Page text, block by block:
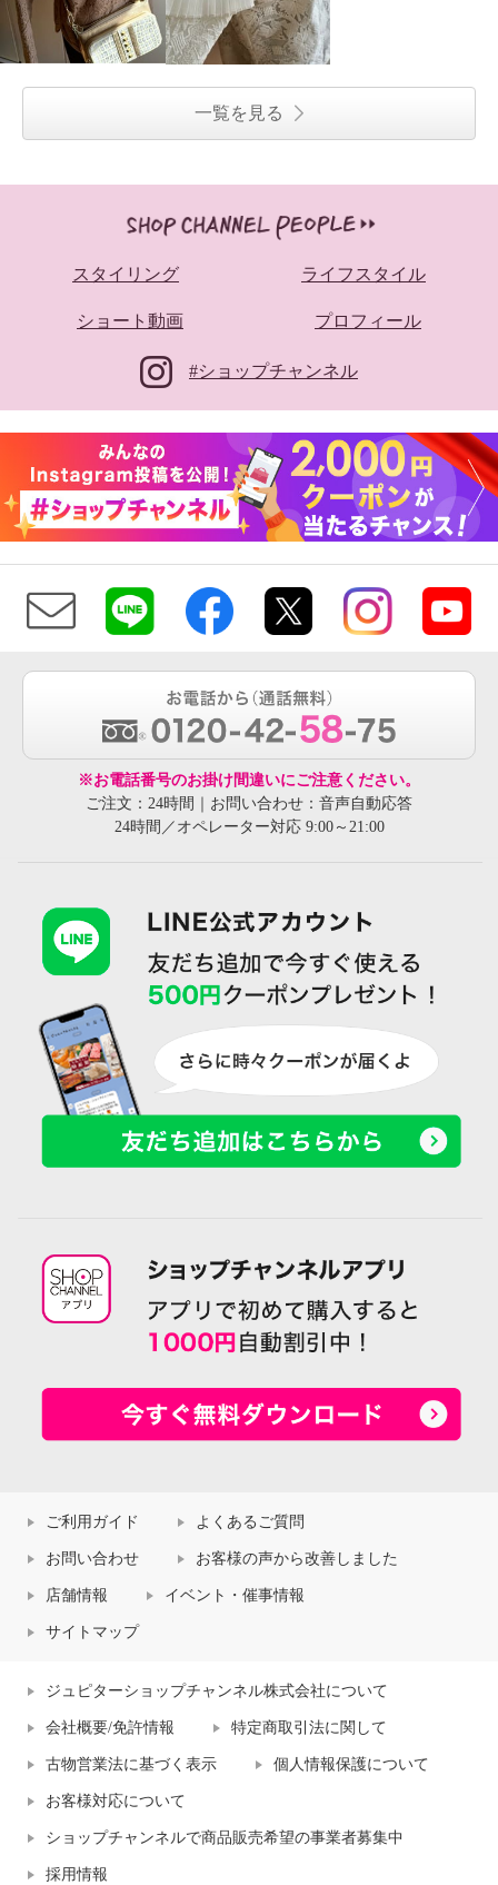
一覧を見る
スタイリング ライフスタイル
ショート動画 プロフィール
#ショップチャンネル
※お電話番号のお掛け間違いにご注意ください。
ご注文：24時間｜お問い合わせ：音声自動応答
24時間／オペレーター対応 9:00～21:00
ご利用ガイド よくあるご質問
お問い合わせ お客様の声から改善しました
店舗情報 イベント・催事情報
サイトマップ
ジュピターショップチャンネル株式会社について
会社概要/免許情報 特定商取引法に関して
古物営業法に基づく表示 個人情報保護について
お客様対応について
ショップチャンネルで商品販売希望の事業者募集中
採用情報